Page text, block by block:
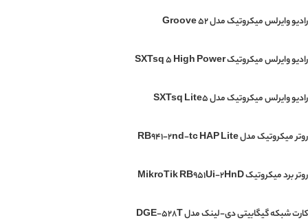
رادیو وایرلس میکروتیک مدل Groove 52
رادیو وایرلس میکروتیک SXTsq 5 High Power
رادیو وایرلس میکروتیک مدل SXTsq Lite5
روتر میکروتیک مدل RB941-2nd-tc HAP Lite
روتر برد میکروتیک MikroTik RB951Ui-2HnD
کارت شبکه گیگابیتی دی-لینک مدل DGE-528T